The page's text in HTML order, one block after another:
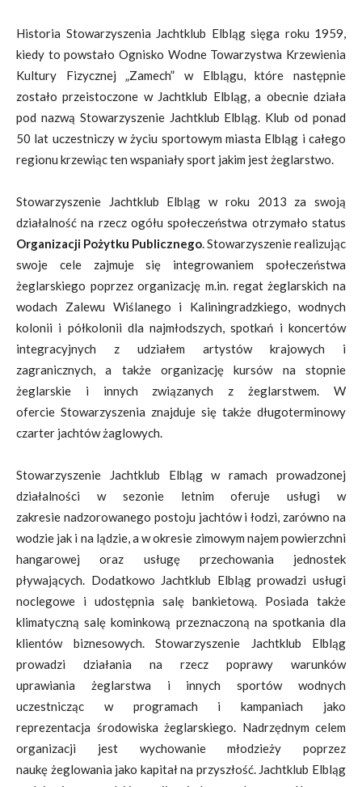
Historia Stowarzyszenia Jachtklub Elbląg sięga roku 1959,
kiedy to powstało Ognisko Wodne Towarzystwa Krzewienia
Kultury Fizycznej „Zamech” w Elblągu, które następnie
zostałoprzeistoczone w Jachtklub Elbląg, a obecnie działa
pod nazwą Stowarzyszenie Jachtklub Elbląg. Klubod ponad
50 lat uczestniczy w życiu sportowym miasta Elbląg i całego
regionu krzewiąc ten wspaniałysport jakim jest żeglarstwo.
Stowarzyszenie Jachtklub Elbląg w roku 2013 za swoją
działalność na rzecz ogółuspołeczeństwa otrzymało status
Organizacji Pożytku Publicznego. Stowarzyszenie realizując
swoje cele zajmuje się integrowaniem społeczeństwa
żeglarskiego poprzez organizację m.in. regatżeglarskich na
wodach Zalewu Wiślanego i Kaliningradzkiego, wodnych
kolonii i półkolonii dlanajmłodszych, spotkań i koncertów
integracyjnych z udziałem artystów krajowych i
zagranicznych, a także organizację kursów na stopnie
żeglarskie i innych związanych z żeglarstwem. W
ofercie Stowarzyszenia znajduje się także długoterminowy
czarter jachtów żaglowych.
Stowarzyszenie
Jachtklub Elbląg w ramach prowadzonej
działalności w sezonie letnim oferuje usługi w
zakresie nadzorowanego postoju jachtów i łodzi, zarówno na
wodzie jak i na lądzie, a w okresie zimowym najem powierzchni
hangarowej oraz usługę przechowania jednostek
pływających. Dodatkowo Jachtklub Elbląg prowadzi usługi
noclegowe i udostępnia salę bankietową. Posiada także
klimatycznąsalę kominkową przeznaczoną na spotkania dla
klientów biznesowych. Stowarzyszenie Jachtklub Elbląg
prowadzi działania na rzecz poprawy warunków
uprawiania żeglarstwa i innych sportów wodnych
uczestnicząc w programach i kampaniach jako
reprezentacja środowiska żeglarskiego. Nadrzędnym celem
organizacji jest wychowanie młodzieży poprzez
naukę żeglowania jako kapitał na przyszłość. Jachtklub Elbląg